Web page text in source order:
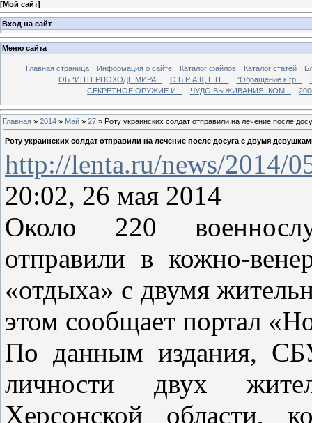
[Мой сайт]
Вход на сайт
Меню сайта
Главная страница Информация о сайте Каталог файлов Каталог статей
ОБ “ИНТЕРПОХОДЕ МИРА...
О Б Р А Щ Е Н ... "Обращение к гр...
СЕКРЕТНОЕ ОРУЖИЕ И...
ЧУДО ВЫЖИВАНИЯ: КОМ...
Главная » 2014 » Май » 27 » Роту украинских солдат отправили на лечение после
Роту украинских солдат отправили на лечение после досуга с двумя
http://lenta.ru/news/2014/
20:02, 26 мая 2014
Около 220
отправили в кожно-
«отдыха» с двумя
этом сообщает портал
По данным издания,
личности двух
Херсонской области,